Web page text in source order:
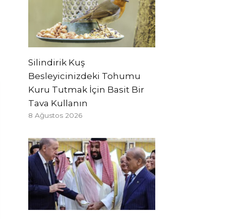
Silindirik Kuş
Besleyicinizdeki Tohumu
Kuru Tutmak İçin Basit Bir
Tava Kullanın
8 Ağustos 2026